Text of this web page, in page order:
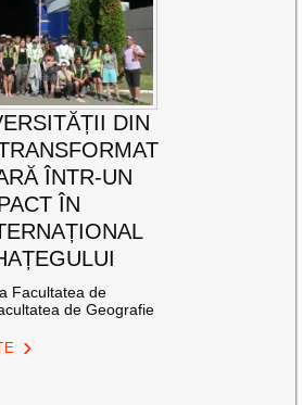
DIN
ÎNTR-UN
ÎN
Facultatea de
de Geografie